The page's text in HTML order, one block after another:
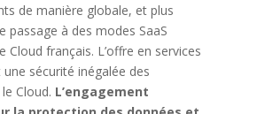
de manière globale, et plus
passage à des modes SaaS
Cloud français. L’offre en services
sécurité inégalée des
Cloud. L’engagement